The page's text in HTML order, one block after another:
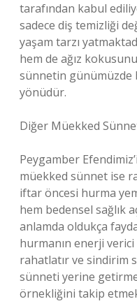
tarafından kabul
sadece diş temizliği
yaşam tarzı
hem de ağız
sünnetin günümüzde
yönüdür.
Diğer Müekked
Peygamber
müekked sünnet ise
iftar öncesi hurma
hem bedensel sağlık
anlamda oldukça
hurmanın enerji
rahatlatır ve sindirim
sünneti yerine
örnekliğini takip